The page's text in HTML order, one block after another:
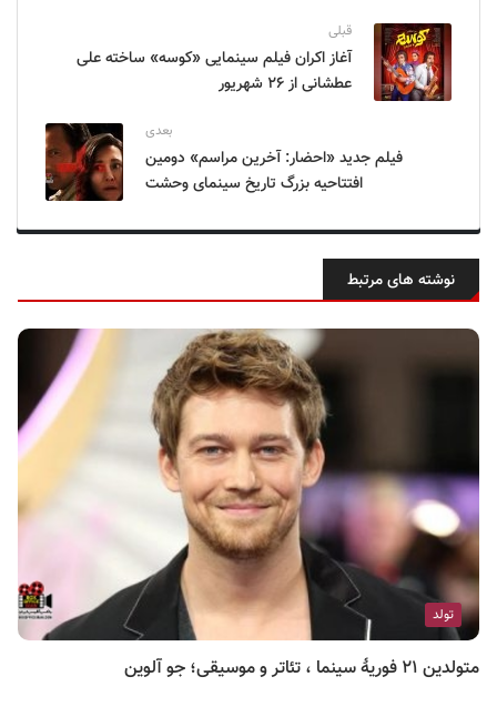
قبلی
آغاز اکران فیلم سینمایی «کوسه» ساخته علی
عطشانی از ۲۶ شهریور
بعدی
فیلم جدید «احضار: آخرین مراسم» دومین
افتتاحیه بزرگ تاریخ سینمای وحشت
نوشته های مرتبط
تولد
متولدین ۲۱ فوریهٔ سینما ، تئاتر و موسیقی؛ جو آلوین